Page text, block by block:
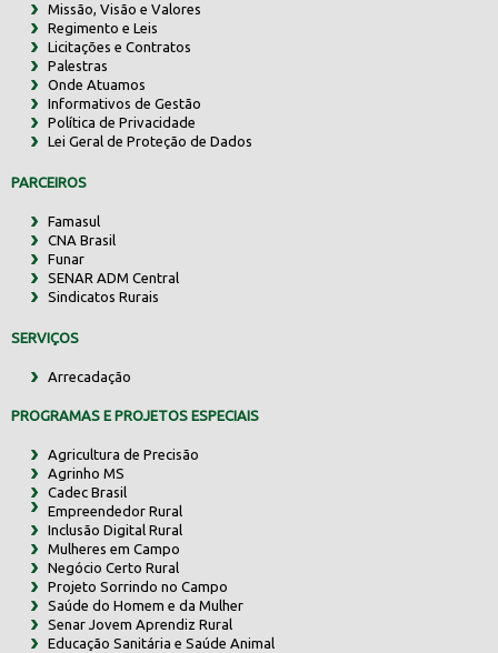
Missão, Visão e Valores
Regimento e Leis
Licitações e Contratos
Palestras
Onde Atuamos
Informativos de Gestão
Política de Privacidade
Lei Geral de Proteção de Dados
PARCEIROS
Famasul
CNA Brasil
Funar
SENAR ADM Central
Sindicatos Rurais
SERVIÇOS
Arrecadação
PROGRAMAS E PROJETOS ESPECIAIS
Agricultura de Precisão
Agrinho MS
Cadec Brasil
Empreendedor Rural
Inclusão Digital Rural
Mulheres em Campo
Negócio Certo Rural
Projeto Sorrindo no Campo
Saúde do Homem e da Mulher
Senar Jovem Aprendiz Rural
Educação Sanitária e Saúde Animal